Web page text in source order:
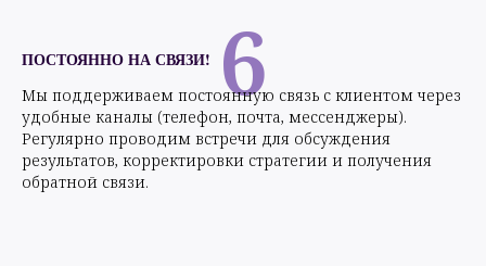
ПОСТОЯННО НА СВЯЗИ!
Мы поддерживаем постоянную связь с клиентом через
удобные каналы (телефон, почта, мессенджеры).
Регулярно проводим встречи для обсуждения
результатов, корректировки стратегии и получения
обратной связи.
6